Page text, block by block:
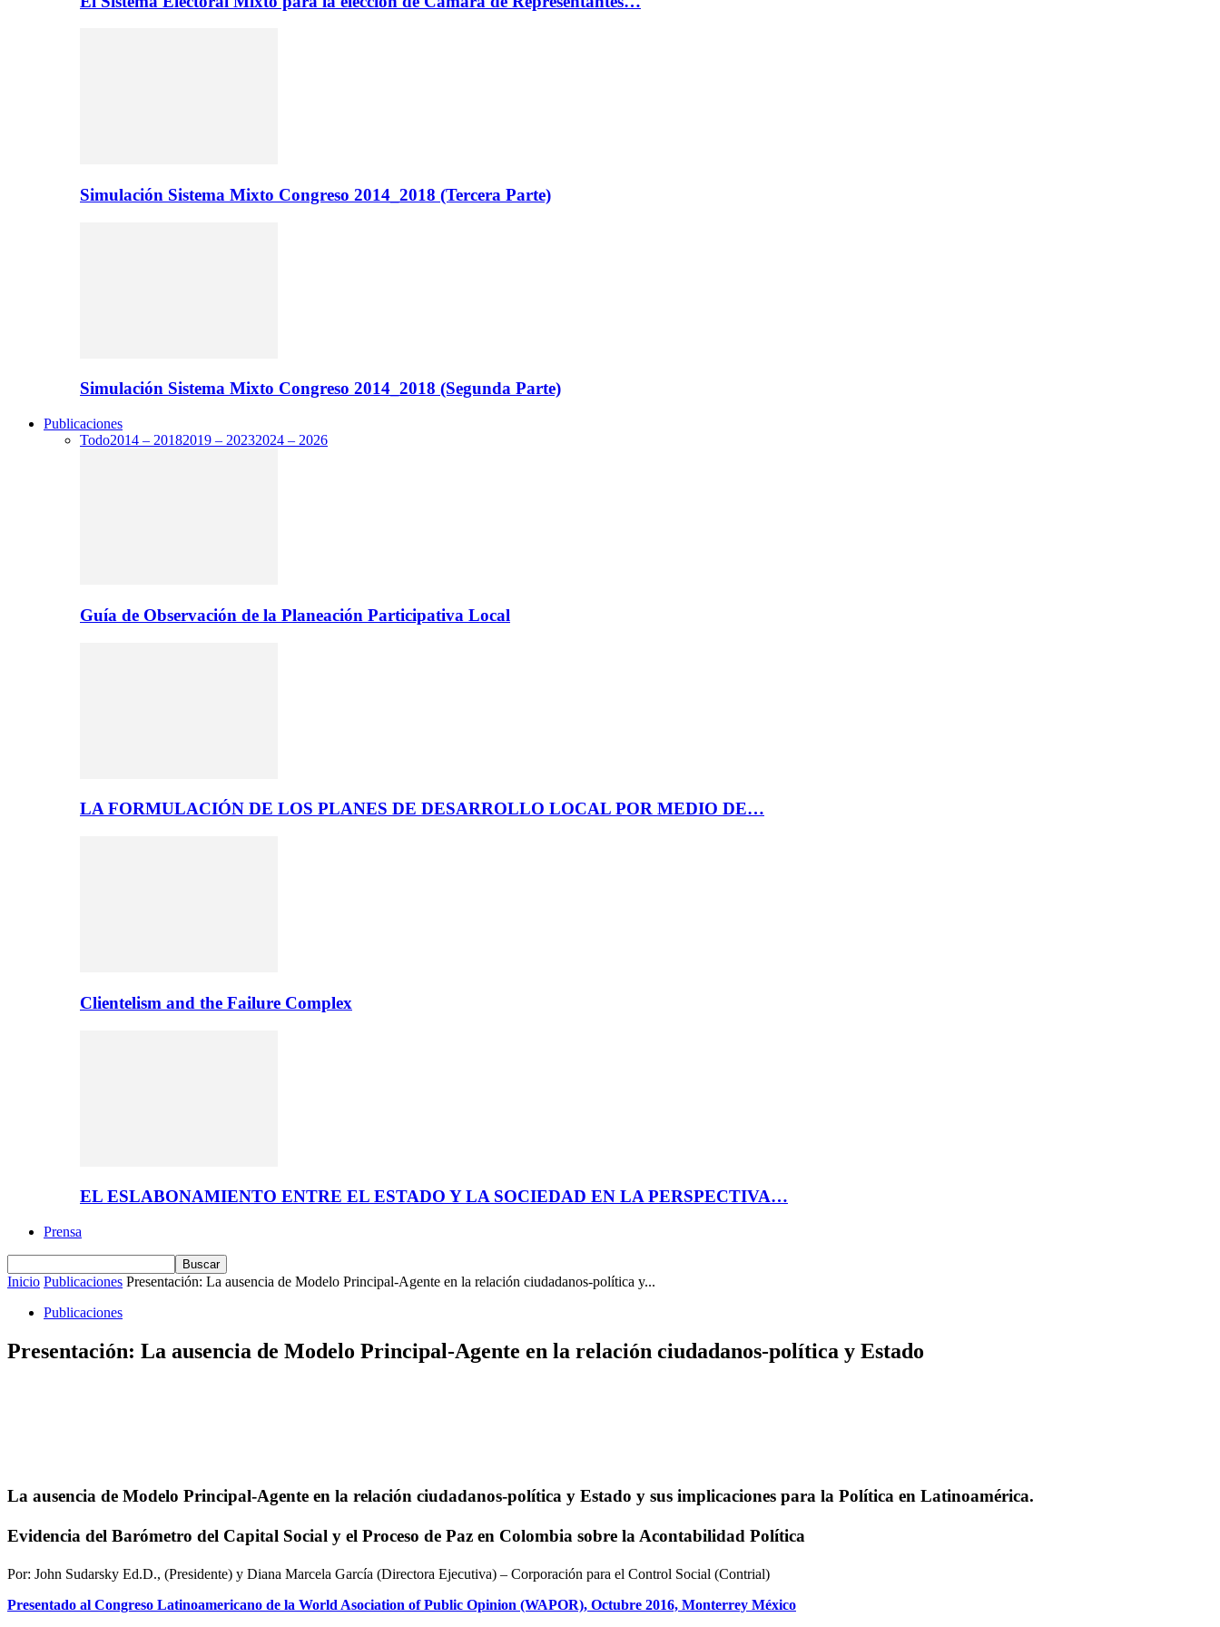
Simulación Sistema Mixto Congreso 2014_2018 (Tercera Parte)
Simulación Sistema Mixto Congreso 2014_2018 (Segunda Parte)
Publicaciones
Todo2014 – 20182019 – 20232024 – 2026
Guía de Observación de la Planeación Participativa Local
LA FORMULACIÓN DE LOS PLANES DE DESARROLLO LOCAL POR MEDIO DE…
Clientelism and the Failure Complex
EL ESLABONAMIENTO ENTRE EL ESTADO Y LA SOCIEDAD EN LA PERSPECTIVA…
Prensa
Inicio Publicaciones Presentación: La ausencia de Modelo Principal-Agente en la relación ciudadanos-política y...
Publicaciones
Presentación: La ausencia de Modelo Principal-Agente en la relación ciudadanos-política y Estado
La ausencia de Modelo Principal-Agente en la relación ciudadanos-política y Estado y sus implicaciones para la Política en Latinoamérica.
Evidencia del Barómetro del Capital Social y el Proceso de Paz en Colombia sobre la Acontabilidad Política
Por: John Sudarsky Ed.D., (Presidente) y Diana Marcela García (Directora Ejecutiva) – Corporación para el Control Social (Contrial)
Presentado al Congreso Latinoamericano de la World Asociation of Public Opinion (WAPOR), Octubre 2016, Monterrey México